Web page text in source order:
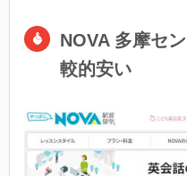
NOVA 多摩セ
較的安い